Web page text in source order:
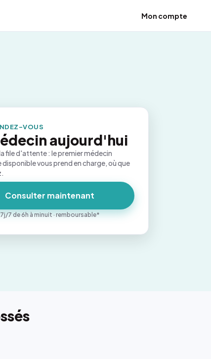
Mon compte
VOUS
aujourd'hui
file d'attente : le premier médecin
vous prend en charge, où que
Consulter maintenant
7j/7 de 6h à minuit · remboursable*